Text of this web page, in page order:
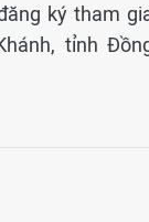
ký tham
tỉnh